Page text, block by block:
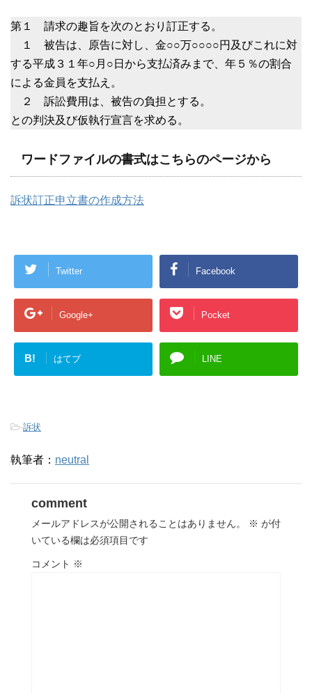
第１ 請求の趣旨を次のとおり訂正する。
１ 被告は、原告に対し、金○○万○○○○円及びこれに対
する平成３１年○月○日から支払済みまで、年５％の割合
による金員を支払え。
２ 訴訟費用は、被告の負担とする。
との判決及び仮執行宣言を求める。
ワードファイルの書式はこちらのページから
訴状訂正申立書の作成方法
Twitter Facebook
Google+ Pocket
B! はてブ LINE
-訴状
執筆者： neutral
comment
メールアドレスが公開されることはありません。 ※ が付
いている欄は必須項目です
コメント ※